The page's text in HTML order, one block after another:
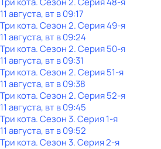
11 августа, вт в 09:17
Три кота. Сезон 2. Серия 49-я
11 августа, вт в 09:24
Три кота. Сезон 2. Серия 50-я
11 августа, вт в 09:31
Три кота. Сезон 2. Серия 51-я
11 августа, вт в 09:38
Три кота. Сезон 2. Серия 52-я
11 августа, вт в 09:45
Три кота. Сезон 3. Серия 1-я
11 августа, вт в 09:52
Три кота. Сезон 3. Серия 2-я